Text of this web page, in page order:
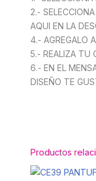
2.-
AQUI EN LA
4.- AGREGALO
5.- REALIZA TU
6.- EN EL
DISEÑO TE
Productos